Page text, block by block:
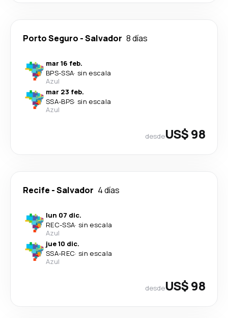
Porto Seguro -Salvador 8 días
mar 16 feb.
BPS-SSA· sin escala
Azul
mar 23 feb.
SSA-BPS· sin escala
Azul
desdeUS$ 98
Recife -Salvador 4 días
lun 07 dic.
REC-SSA· sin escala
Azul
jue 10 dic.
SSA-REC· sin escala
Azul
desdeUS$ 98